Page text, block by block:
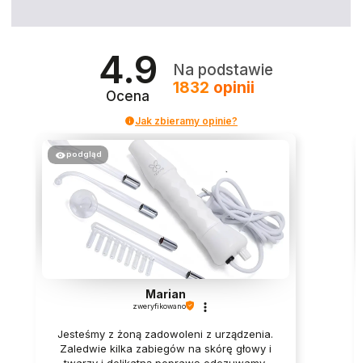
4.9
Ocena
Na podstawie
1832 opinii
Jak zbieramy opinie?
podgląd
Marian
zweryfikowano
Jesteśmy z żoną zadowoleni z urządzenia.
Zaledwie kilka zabiegów na skórę głowy i